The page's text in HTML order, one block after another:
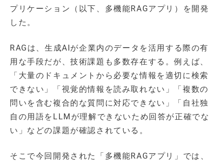
プリケーション（以下、多機能RAGアプリ）を開発
した。
RAGは、生成AIが企業内のデータを活用する際の有
用な手段だが、技術課題も多数存在する。例えば、
「大量のドキュメントから必要な情報を適切に検索
できない」「視覚的情報を読み取れない」「複数の
問いを含む複合的な質問に対応できない」「自社独
自の用語をLLMが理解できないため回答が正確でな
い」などの課題が確認されている。
そこで今回開発された「多機能RAGアプリ」では、